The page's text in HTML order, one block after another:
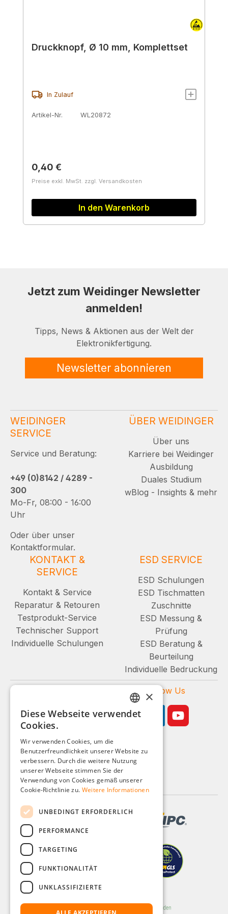
Druckknopf, Ø 10 mm, Komplettset
In Zulauf
Artikel-Nr. WL20872
Regulärer Preis:
0,40 €
Preise exkl. MwSt. zzgl. Versandkosten
In den Warenkorb
Jetzt zum Weidinger Newsletter
anmelden!
Tipps, News & Aktionen aus der Welt der
Elektronikfertigung.
Newsletter abonnieren
WEIDINGER
SERVICE
Service und Beratung:
+49 (0)8142 / 4289 -
300
Mo-Fr, 08:00 - 16:00
Uhr
Oder über unser
Kontaktformular.
ÜBER WEIDINGER
Über uns
Karriere bei Weidinger
Ausbildung
Duales Studium
wBlog - Insights & mehr
KONTAKT &
SERVICE
Kontakt & Service
Reparatur & Retouren
Testprodukt-Service
Technischer Support
Individuelle Schulungen
ESD SERVICE
ESD Schulungen
ESD Tischmatten
Zuschnitte
ESD Messung &
Prüfung
ESD Beratung &
Beurteilung
Individuelle Bedruckung
Follow Us
Geschäftskunden-Shop
Alle Preise zzgl. MwSt.
GERMAN
FRENCH
DUTCH
×
Diese Webseite verwendet
Cookies.
Wir verwenden Cookies, um die
Benutzerfreundlichkeit unserer Website zu
verbessern. Durch die weitere Nutzung
unserer Webseite stimmen Sie der
Verwendung von Cookies gemäß unserer
Cookie-Richtlinie zu. Weitere Informationen
UNBEDINGT ERFORDERLICH
PERFORMANCE
TARGETING
FUNKTIONALITÄT
UNKLASSIFIZIERTE